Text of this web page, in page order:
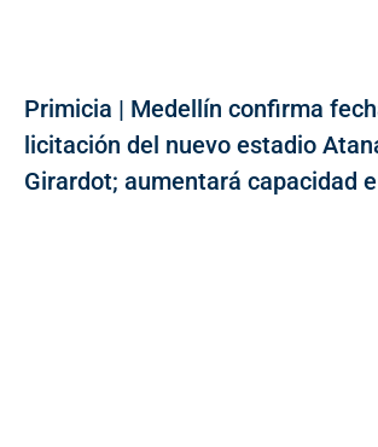
Primicia | Medellín confirma
licitación del nuevo estadio
Girardot; aumentará capacidad